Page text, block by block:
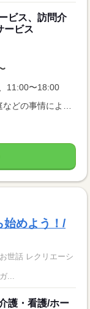
ビス、訪問介
ービス
11:00〜18:00
始めよう！/
世話 レクリエーシ
...
護・看護/ホー